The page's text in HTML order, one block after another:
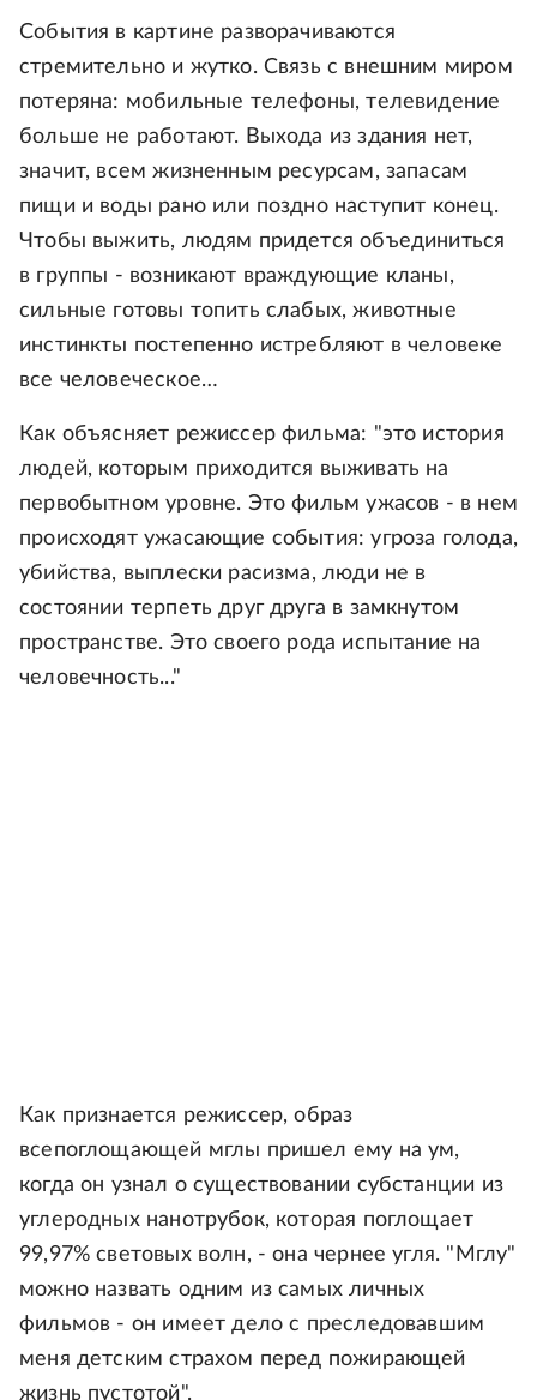
События в картине разворачиваются
стремительно и жутко. Связь с внешним миром
потеряна: мобильные телефоны, телевидение
больше не работают. Выхода из здания нет,
значит, всем жизненным ресурсам, запасам
пищи и воды рано или поздно наступит конец.
Чтобы выжить, людям придется объединиться
в группы - возникают враждующие кланы,
сильные готовы топить слабых, животные
инстинкты постепенно истребляют в человеке
все человеческое…
Как объясняет режиссер фильма: "это история
людей, которым приходится выживать на
первобытном уровне. Это фильм ужасов - в нем
происходят ужасающие события: угроза голода,
убийства, выплески расизма, люди не в
состоянии терпеть друг друга в замкнутом
пространстве. Это своего рода испытание на
человечность..."
Как признается режиссер, образ
всепоглощающей мглы пришел ему на ум,
когда он узнал о существовании субстанции из
углеродных нанотрубок, которая поглощает
99,97% световых волн, - она чернее угля. "Мглу"
можно назвать одним из самых личных
фильмов - он имеет дело с преследовавшим
меня детским страхом перед пожирающей
жизнь пустотой".